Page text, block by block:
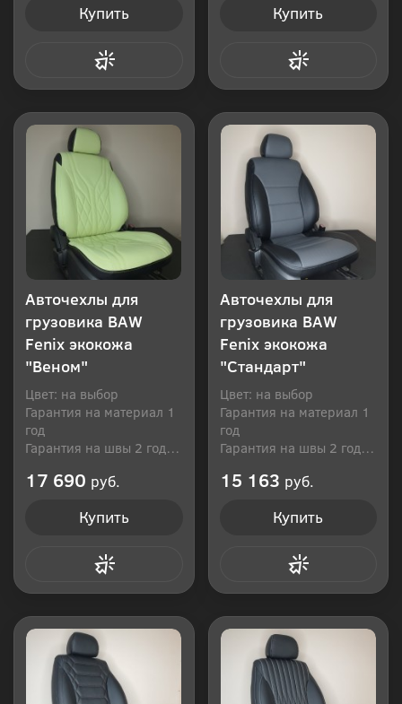
Купить Купить
Авточехлы для
грузовика BAW
Fenix экокожа
"Веном"
Цвет: на выбор
Гарантия на материал 1
год
Гарантия на швы 2 года
17 690 руб.
Купить
Авточехлы для
грузовика BAW
Fenix экокожа
"Стандарт"
Цвет: на выбор
Гарантия на материал 1
год
Гарантия на швы 2 года
15 163 руб.
Купить